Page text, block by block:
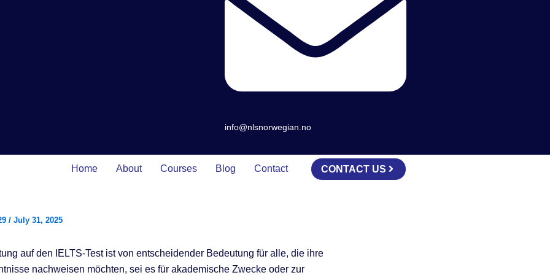
info@nlsnorwegian.no
Home About Courses Blog Contact CONTACT US
/ July 31, 2025
auf den IELTS-Test ist von entscheidender Bedeutung für alle, die ihre
nachweisen möchten, sei es für akademische Zwecke oder zur